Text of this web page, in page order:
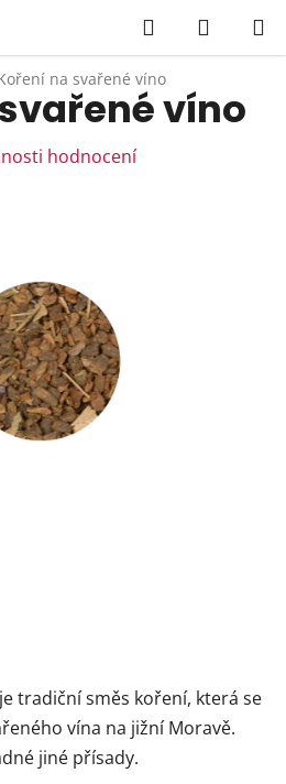
Hledat
KOŠÍK
na svařené víno
tradiční směs koření, která se
vína na jižní Moravě.
jiné přísady.
víno
hodnocení